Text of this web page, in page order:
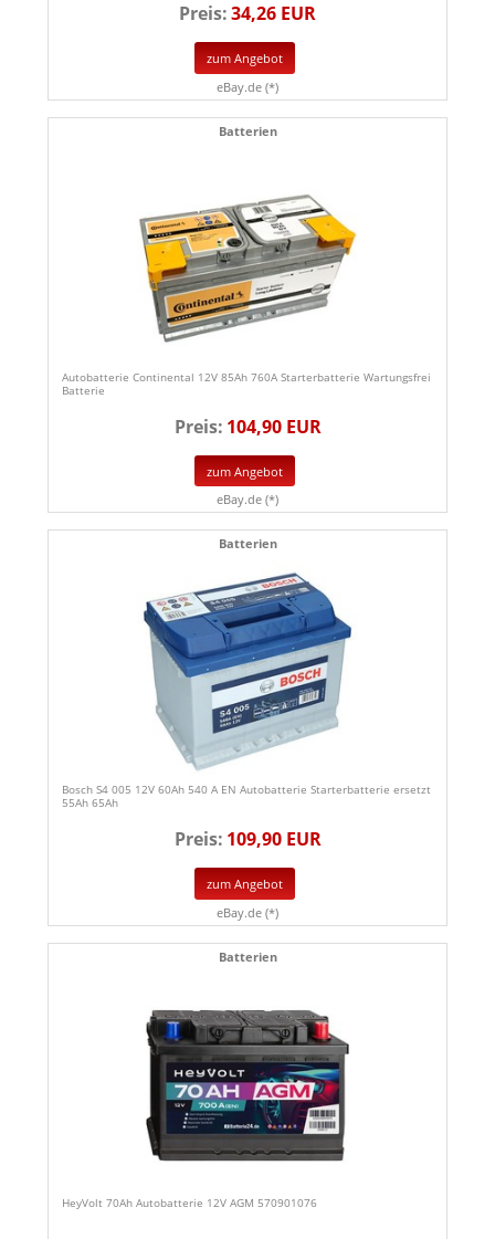
Preis:34,26 EUR
zum Angebot
eBay.de (*)
Batterien
Autobatterie Continental 12V 85Ah 760A Starterbatterie Wartungsfrei
Batterie
Preis: 104,90 EUR
zum Angebot
eBay.de (*)
Batterien
Bosch S4 005 12V 60Ah 540 A EN Autobatterie Starterbatterie ersetzt
55Ah 65Ah
Preis: 109,90 EUR
zum Angebot
eBay.de (*)
Batterien
HeyVolt 70Ah Autobatterie 12V AGM 570901076